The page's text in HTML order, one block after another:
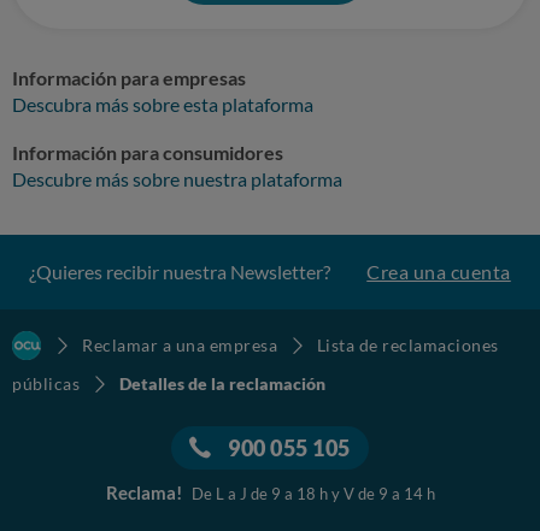
Información para empresas
Descubra más sobre esta plataforma
Información para consumidores
Descubre más sobre nuestra plataforma
¿Quieres recibir nuestra Newsletter? Crea una cuenta
Reclamar a una empresa
Lista de reclamaciones
públicas
Detalles de la reclamación
900 055 105
Reclama! De L a J de 9 a 18 h y V de 9 a 14 h